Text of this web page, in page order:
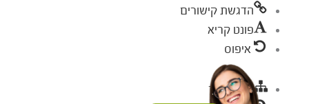
הדגשת קישורים
פונט קריא
איפוס
מפת אתר